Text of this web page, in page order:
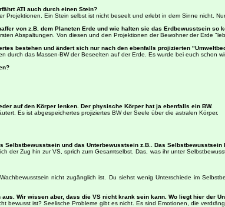
ATI auch durch einen Stein?
Projektionen. Ein Stein selbst ist nicht beseelt und erlebt in dem Sinne nicht.
von z.B. dem Planeten Erde und wie halten sie das Erdbewusstsein so
Abspaltungen. Von diesen und den Projektionen der Bewohner der Erde
bestehen und ändert sich nur nach den ebenfalls projizierten
durch das Massen-BW der Beseelten auf der Erde. Es wurde bei euch schon
auf den Körper lenken. Der physische Körper hat ja ebenfalls ein BW.
Es ist abgespeichertes projiziertes BW der Seele über die astralen Körper.
Selbstbewusstsein und das Unterbewusstsein z.B.. Das
der Zug hin zur VS, sprich zum Gesamtselbst. Das, was ihr unter
nicht zugänglich ist. Du siehst wenig Unterschiede im
Wir wissen aber, dass die VS nicht krank sein kann. Wo liegt hier der
bewusst ist? Seelische Probleme gibt es nicht. Es sind Emotionen, die